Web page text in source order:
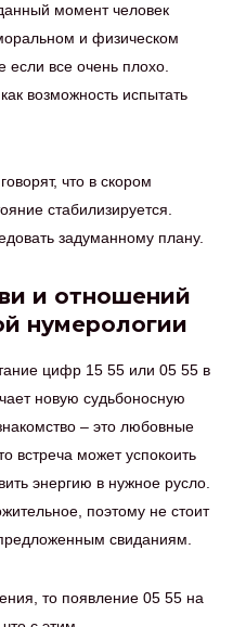
момент человек
и физическом
все очень плохо.
возможность испытать
что в скором
стабилизируется.
задуманному плану.
и отношений
нумерологии
цифр 15 55 или 05 55 в
новую судьбоносную
– это любовные
встреча может успокоить
энергию в нужное русло.
поэтому не стоит
свиданиям.
то появление 05 55 на